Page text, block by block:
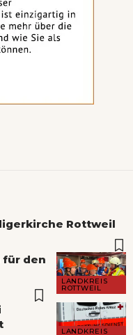
Rottweil
LANDKREIS
ROTTWEIL
für den
LANDKREIS